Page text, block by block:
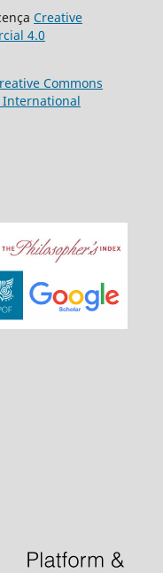
Creative
4.0
Commons
International